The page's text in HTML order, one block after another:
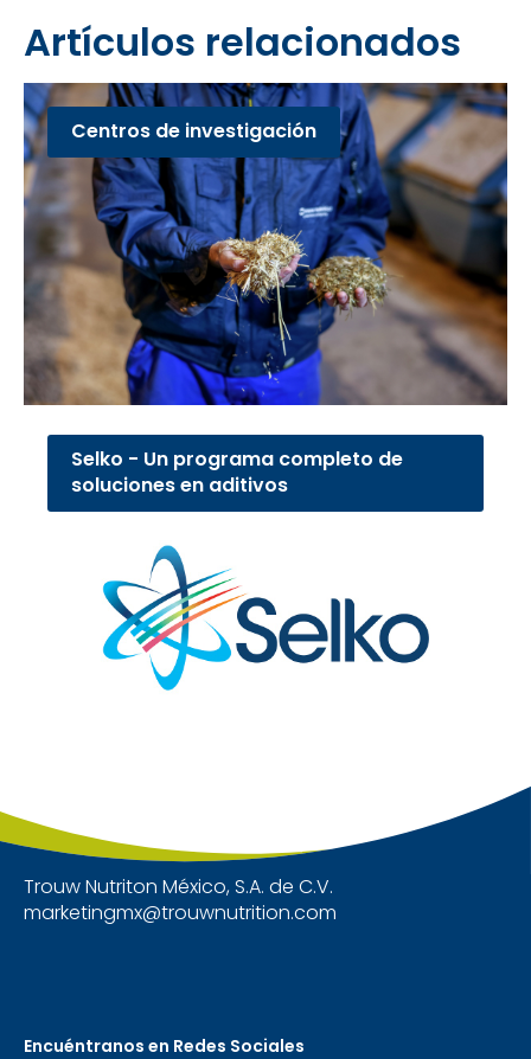
Artículos relacionados
Centros de investigación
Selko - Un programa completo de
soluciones en aditivos
Trouw Nutriton México, S.A. de C.V.
marketingmx@trouwnutrition.com
Encuéntranos en Redes Sociales